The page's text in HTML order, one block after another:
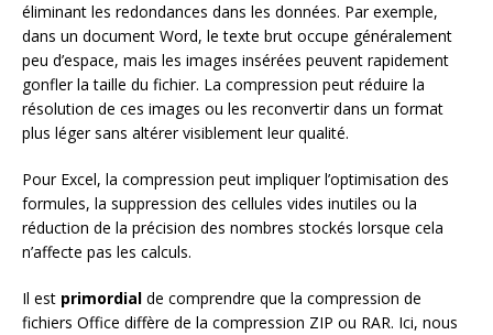
éliminant les redondances dans les données. Par exemple,
dans un document Word, le texte brut occupe généralement
peu d’espace, mais les images insérées peuvent rapidement
gonfler la taille du fichier. La compression peut réduire la
résolution de ces images ou les reconvertir dans un format
plus léger sans altérer visiblement leur qualité.
Pour Excel, la compression peut impliquer l’optimisation des
formules, la suppression des cellules vides inutiles ou la
réduction de la précision des nombres stockés lorsque cela
n’affecte pas les calculs.
Il est primordial de comprendre que la compression de
fichiers Office diffère de la compression ZIP ou RAR. Ici, nous